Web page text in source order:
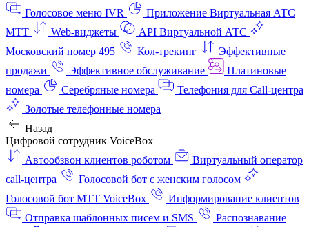
Голосовое меню IVR
Приложение Виртуальная АТС
МТТ
Web-виджеты
API Виртуальной АТС
Московский номер 495
Кол-трекинг
Эффективные
продажи
Эффективное обслуживание
Платиновые
номера
Серебряные номера
Телефония для Call-центра
Золотые телефонные номера
Назад
Цифровой сотрудник VoiceBox
Автообзвон клиентов роботом
Виртуальный оператор
call-центра
Голосовой бот с женским голосом
Голосовой бот МТТ VoiceBox
Информирование клиентов
Отправка шаблонных писем и SMS
Распознавание